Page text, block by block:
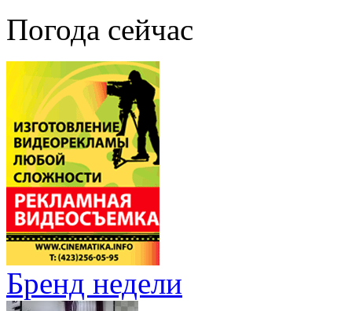
Погода сейчас
Бренд недели